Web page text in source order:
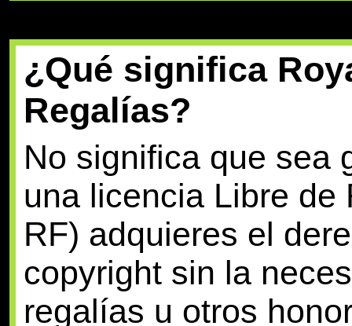
¿Qué significa
Regalías?
No significa que sea
una licencia Libre de
RF) adquieres el
copyright sin la
regalías u otros